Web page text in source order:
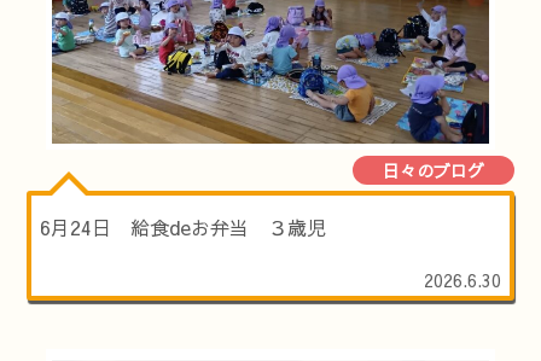
日々のブログ
6月24日 給食deお弁当 ３歳児
2026.6.30